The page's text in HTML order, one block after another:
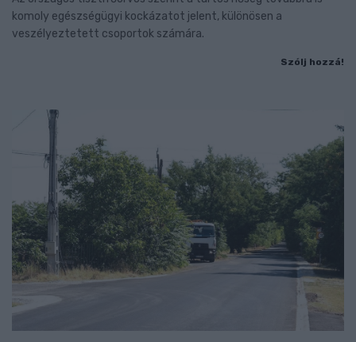
komoly egészségügyi kockázatot jelent, különösen a
veszélyeztetett csoportok számára.
Szólj hozzá!